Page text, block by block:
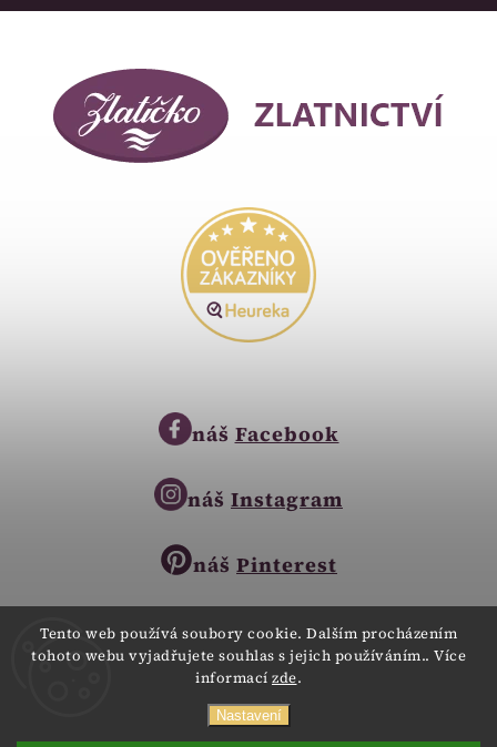
Tento web používá soubory cookie. Dalším procházením
tohoto webu vyjadřujete souhlas s jejich používáním.. Více
informací zde.
Nastavení
obchod@zlatnictvi-zlaticko.cz
náš Facebook
náš Instagram
náš Pinterest
Copyright © 2023
Všechna práva vyhrazena.
WebdesignDigitalka.cz